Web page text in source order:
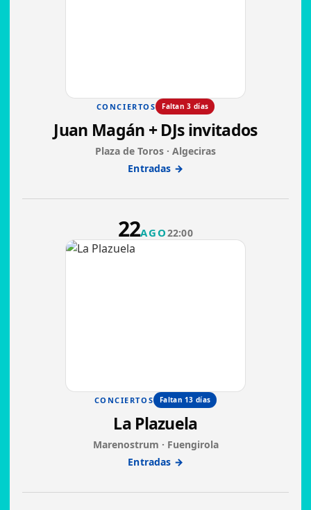
CONCIERTOS Faltan 3 días
Juan Magán + DJs invitados
Plaza de Toros · Algeciras
Entradas →
22AGO22:00
CONCIERTOS Faltan 13 días
La Plazuela
Marenostrum · Fuengirola
Entradas →